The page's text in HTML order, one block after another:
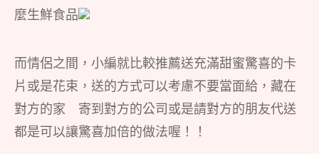
麼生鮮食品
而情侶之間，小編就比較推薦送充滿甜蜜驚喜的卡
片或是花束，送的方式可以考慮不要當面給，藏在
對方的家 寄到對方的公司或是請對方的朋友代送
都是可以讓驚喜加倍的做法喔！！